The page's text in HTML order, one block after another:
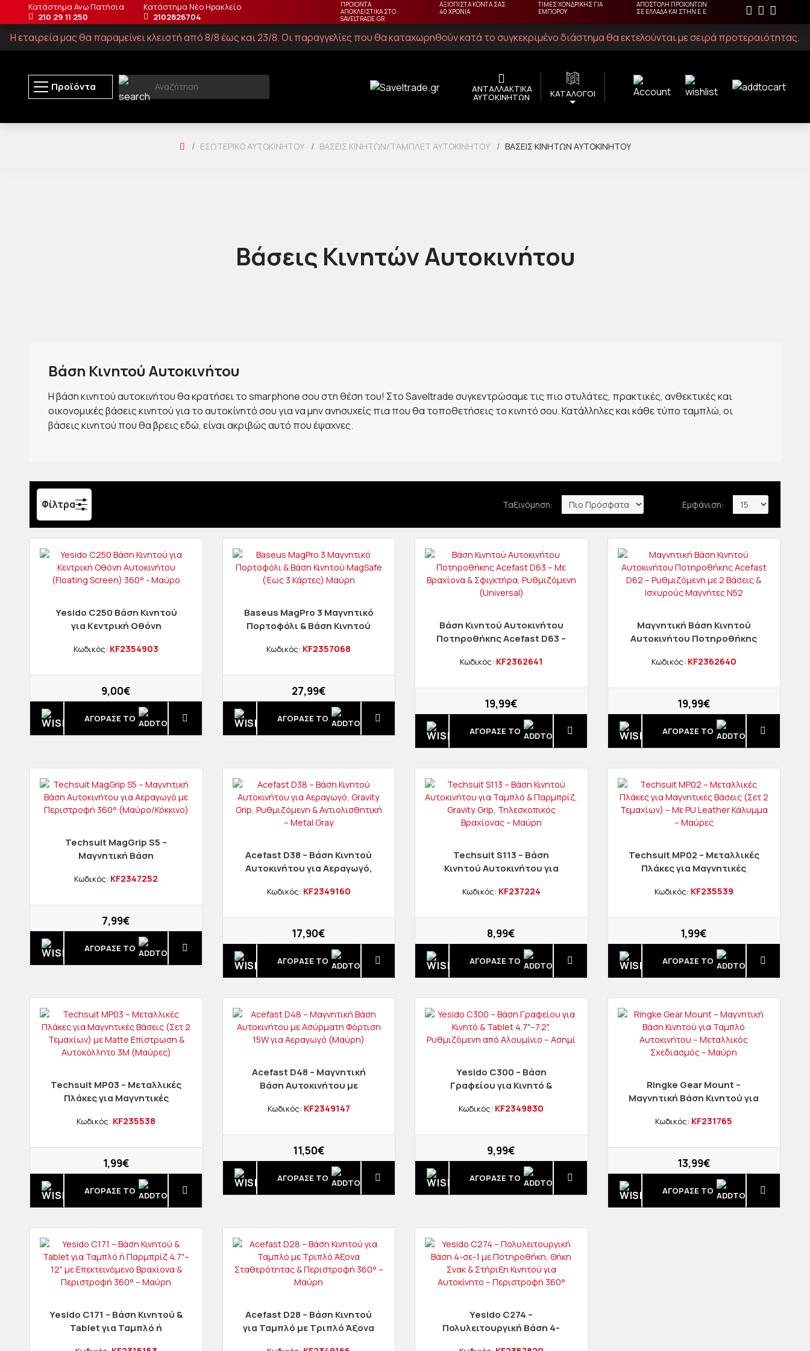
Κατάστημα Ανω Πατήσια
210 29 11 250
Κατάστημα Νέο Ηρακλείο
2102826704
ΠΡΟΙΟΝΤΑ
ΑΠΟΚΛΕΙΣΤΙΚΑ ΣΤΟ
SAVELTRADE.GR
ΑΞΙΟΠΙΣΤΑ ΚΟΝΤΑ ΣΑΣ
40 ΧΡΟΝΙΑ
ΤΙΜΕΣ ΧΟΝΔΡΙΚΗΣ ΓΙΑ
ΕΜΠΟΡΟΥ
ΑΠΟΣΤΟΛΗ ΠΡΟΙΟΝΤΩΝ
ΣΕ ΕΛΛΑΔΑ ΚΑΙ ΣΤΗΝ Ε.Ε.
Η εταιρεία μας θα παραμείνει κλειστή από 8/8 έως και 23/8. Οι παραγγελίες που θα καταχωρηθούν κατά το συγκεκριμένο διάστημα θα εκτελούνται με σειρά προτεραιότητας.
Προϊόντα ΑΝΤΑΛΛΑΚΤΙΚΑ
ΑΥΤΟΚΙΝΗΤΩΝ ΚΑΤΑΛΟΓΟΙ
ΕΣΩΤΕΡΙΚΌ ΑΥΤΟΚΙΝΉΤΟΥ ΒΆΣΕΙΣ ΚΙΝΗΤΏΝ/ΤΆΜΠΛΕΤ ΑΥΤΟΚΙΝΉΤΟΥ ΒΆΣΕΙΣ ΚΙΝΗΤΏΝ ΑΥΤΟΚΙΝΉΤΟΥ
Βάσεις Κινητών Αυτοκινήτου
Βάση Κινητού Αυτοκινήτου
Η βάση κινητού αυτοκινήτου θα κρατήσει το smarphone σου στη θέση του! Στο Saveltrade συγκεντρώσαμε τις πιο στυλάτες, πρακτικές, ανθεκτικές και
οικονομικές βάσεις κινητού για το αυτοκίνητό σου για να μην ανησυχείς πια που θα τοποθετήσεις το κινητό σου. Κατάλληλες και κάθε τύπο ταμπλώ, οι
βάσεις κινητού που θα βρεις εδώ, είναι ακριβώς αυτό που έψαχνες.
Φίλτρα Ταξινόμηση: Εμφάνιση:
Yesido C250 Βάση Κινητού
για Κεντρική Οθόνη
Screen) 360° - Μαύρο
Κωδικός: KF2354903
9,00€
ΑΓΟΡΑΣΈ ΤΟ
Baseus MagPro 3 Μαγνητικό
Πορτοφόλι & Βάση Κινητού
Μαύρη
Κωδικός: KF2357068
27,99€
ΑΓΟΡΑΣΈ ΤΟ
Βάση Κινητού Αυτοκινήτου
Ποτηροθήκης Acefast D63 –
Ρυθμιζόμενη (Universal)
Κωδικός: KF2362641
19,99€
ΑΓΟΡΑΣΈ ΤΟ
Μαγνητική Βάση Κινητού
Αυτοκινήτου Ποτηροθήκης
με 2 Βάσεις & Ισχυρούς
Κωδικός: KF2362640
19,99€
ΑΓΟΡΑΣΈ ΤΟ
Techsuit MagGrip S5 –
Μαγνητική Βάση
με Περιστροφή 360°
Κωδικός: KF2347252
7,99€
ΑΓΟΡΑΣΈ ΤΟ
Acefast D38 – Βάση Κινητού
Αυτοκινήτου για Αεραγωγό,
Αντιολισθητική – Metal Gray
Κωδικός: KF2349160
17,90€
ΑΓΟΡΑΣΈ ΤΟ
Techsuit S113 – Βάση
Κινητού Αυτοκινήτου για
Grip, Τηλεσκοπικός
Κωδικός: KF237224
8,99€
ΑΓΟΡΑΣΈ ΤΟ
Techsuit MP02 – Μεταλλικές
Πλάκες για Μαγνητικές
PU Leather Κάλυμμα –
Κωδικός: KF235539
1,99€
ΑΓΟΡΑΣΈ ΤΟ
Techsuit MP03 – Μεταλλικές
Πλάκες για Μαγνητικές
Matte Επίστρωση &
Κωδικός: KF235538
1,99€
ΑΓΟΡΑΣΈ ΤΟ
Acefast D48 – Μαγνητική
Βάση Αυτοκινήτου με
Αεραγωγό (Μαύρη)
Κωδικός: KF2349147
11,50€
ΑΓΟΡΑΣΈ ΤΟ
Yesido C300 – Βάση
Γραφείου για Κινητό &
Ρυθμιζόμενη από Αλουμίνιο
Κωδικός: KF2349830
9,99€
ΑΓΟΡΑΣΈ ΤΟ
Ringke Gear Mount –
Μαγνητική Βάση Κινητού για
Μεταλλικός Σχεδιασμός –
Κωδικός: KF231765
13,99€
ΑΓΟΡΑΣΈ ΤΟ
Yesido C171 – Βάση Κινητού &
Tablet για Ταμπλό ή
Acefast D28 – Βάση Κινητού
για Ταμπλό με Τριπλό Άξονα
Yesido C274 –
Πολυλειτουργική Βάση 4-